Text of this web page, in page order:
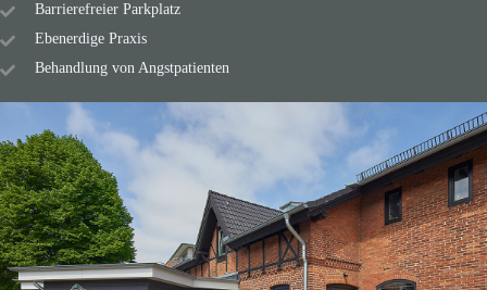
Barrierefreier Parkplatz
Ebenerdige Praxis
Behandlung von Angstpatienten